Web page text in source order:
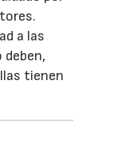
a las
deben,
tienen